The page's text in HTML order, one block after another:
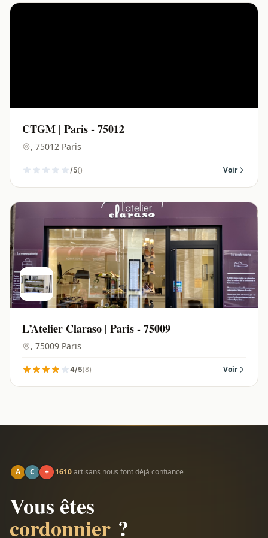
CTGM | Paris - 75012
, 75012 Paris
/5() Voir
L’Atelier Claraso | Paris - 75009
, 75009 Paris
4/5(8) Voir
A C + 1610artisans nous font déjà confiance
Vous êtes
cordonnier ?